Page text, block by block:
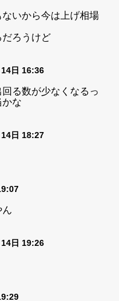
いから今は上げ相場
ろうけど
日 16:36
る数が少なくなるっ
な
日 18:27
ん
日 19:26